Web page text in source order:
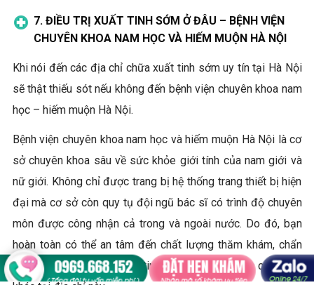
7. ĐIỀU TRỊ XUẤT TINH SỚM Ở ĐÂU – BỆNH VIỆN
CHUYÊN KHOA NAM HỌC VÀ HIẾM MUỘN HÀ NỘI
Khi nói đến các địa chỉ chữa xuất tinh sớm uy tín tại Hà Nội
sẽ thật thiếu sót nếu không đến bệnh viện chuyên khoa nam
học – hiếm muộn Hà Nội.
Bệnh viện chuyên khoa nam học và hiếm muộn Hà Nội là cơ
sở chuyên khoa sâu về sức khỏe giới tính của nam giới và
nữ giới. Không chỉ được trang bị hệ thống trang thiết bị hiện
đại mà cơ sở còn quy tụ đội ngũ bác sĩ có trình độ chuyên
môn được công nhận cả trong và ngoài nước. Do đó, bạn
hoàn toàn có thể an tâm đến chất lượng thăm khám, chẩn
đoán và điều trị bệnh xuất tinh sớm cũng như các căn bệnh